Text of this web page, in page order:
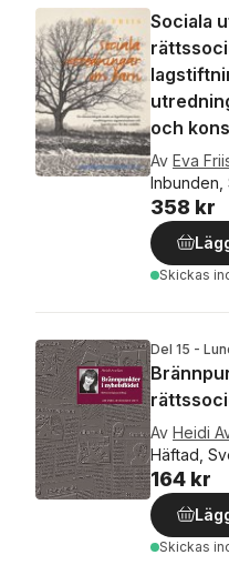
Sociala
och
Av Eva
Inbunden,
358 kr
Skickas
Del 15 -
Av Heidi
Häftad,
164 kr
Skickas